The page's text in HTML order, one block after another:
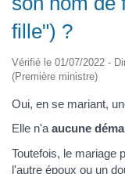
fille") ?
Vérifié le 01/07/2022 -
(Première ministre)
Oui, en se mariant,
Elle n'a aucune
Toutefois, le mariage
l'autre époux ou un